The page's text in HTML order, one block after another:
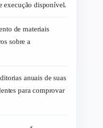
execução disponível.
de materiais
sobre a
anuais de suas
para comprovar